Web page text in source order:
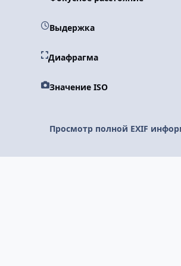
Выдержка
Диафрагма
Значение ISO
Просмотр полной EXIF